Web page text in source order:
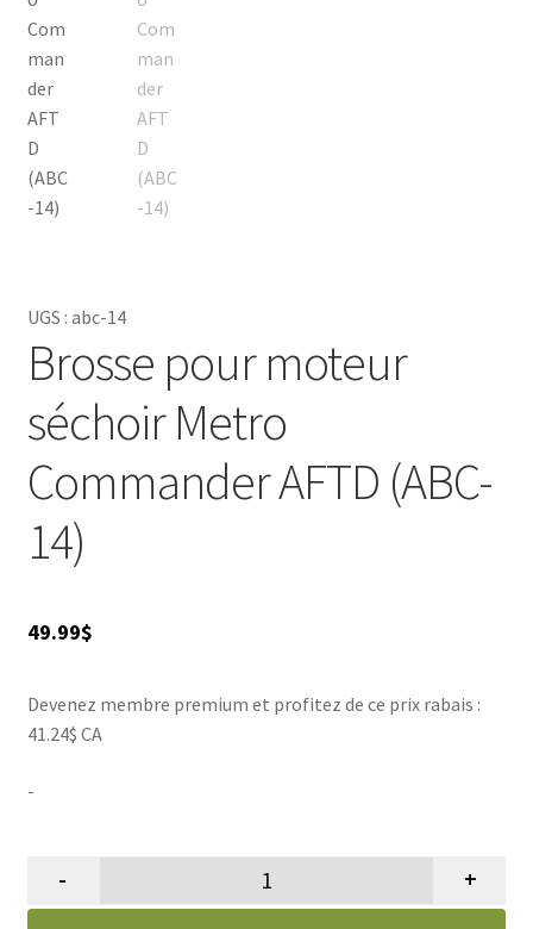
UGS : abc-14
Brosse pour moteur
séchoir Metro
Commander AFTD (ABC-
14)
49.99$
Devenez membre premium et profitez de ce prix rabais :
41.24$ CA
-
quantité de Brosse pour moteur
- +